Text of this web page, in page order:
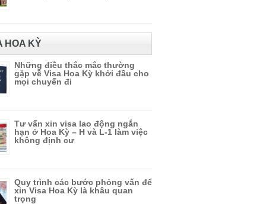
HOA KỲ
Những điều thắc mắc thường
gặp về Visa Hoa Kỳ khởi đầu cho
mọi chuyến đi
Tư vấn xin visa lao động ngắn
hạn ở Hoa Kỳ – H và L-1 làm việc
không định cư
Quy trình các bước phỏng vấn để
xin Visa Hoa Kỳ là khâu quan
trọng